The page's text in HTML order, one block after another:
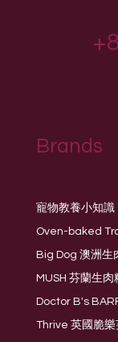
Brands
寵物教養小知識
Oven-baked
Big Dog 澳洲生
MUSH 芬蘭生肉
Doctor B's
Thrive 英國脆樂